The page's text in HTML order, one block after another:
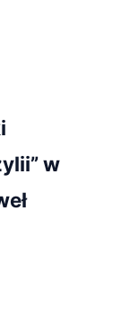
w